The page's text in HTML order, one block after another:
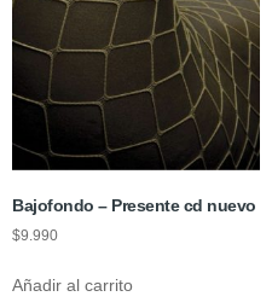
Bajofondo – Presente cd nuevo
$9.990
Añadir al carrito